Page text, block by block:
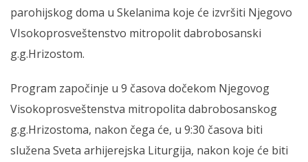
parohijskog doma u Skelanima koje će izvršiti Njegovo
VIsokoprosveštenstvo mitropolit dabrobosanski
g.g.Hrizostom.
Program započinje u 9 časova dočekom Njegovog
Visokoprosveštenstva mitropolita dabrobosanskog
g.g.Hrizostoma, nakon čega će, u 9:30 časova biti
služena Sveta arhijerejska Liturgija, nakon koje će biti